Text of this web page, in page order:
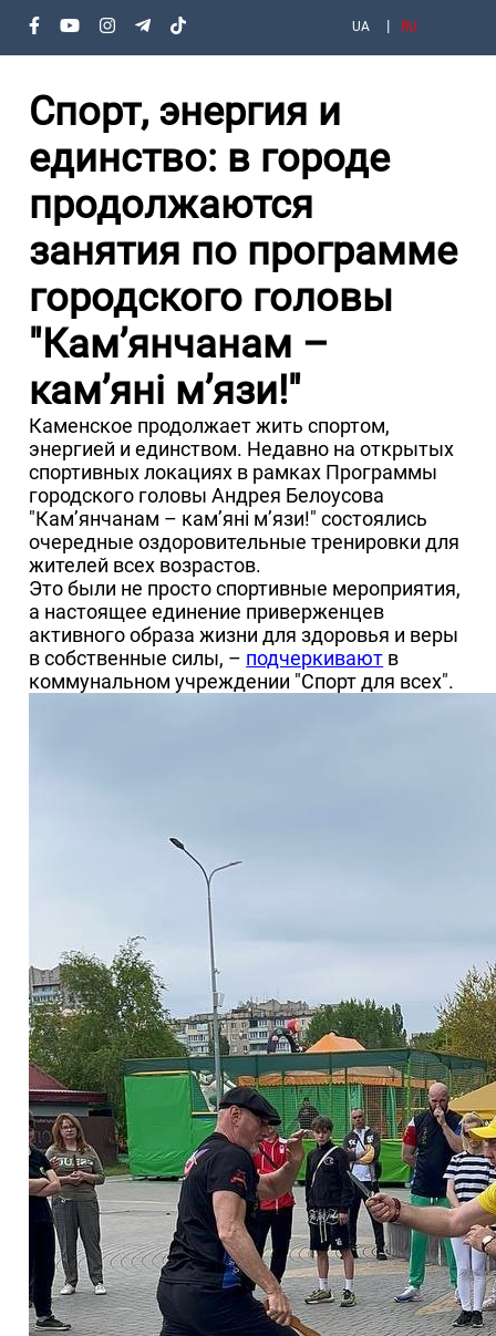
UA RU
Спорт, энергия и
единство: в городе
продолжаются
занятия по программе
городского головы
"Кам’янчанам –
кам’яні м’язи!"
Каменское продолжает жить спортом,
энергией и единством. Недавно на открытых
спортивных локациях в рамках Программы
городского головы Андрея Белоусова
"Кам’янчанам – кам’яні м’язи!" состоялись
очередные оздоровительные тренировки для
жителей всех возрастов.
Это были не просто спортивные мероприятия,
а настоящее единение приверженцев
активного образа жизни для здоровья и веры
в собственные силы, – подчеркивают в
коммунальном учреждении "Спорт для всех".